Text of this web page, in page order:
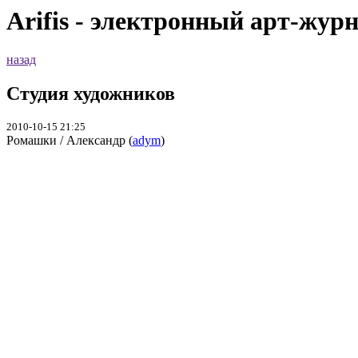
Arifis - электронный арт-
назад
Студия художников
2010-10-15 21:25
Ромашки / Александр (adym)